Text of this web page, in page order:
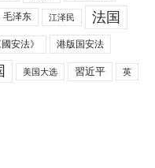
毛泽东 江泽民 法国
安法》 港版国安法
美国大选 習近平 英